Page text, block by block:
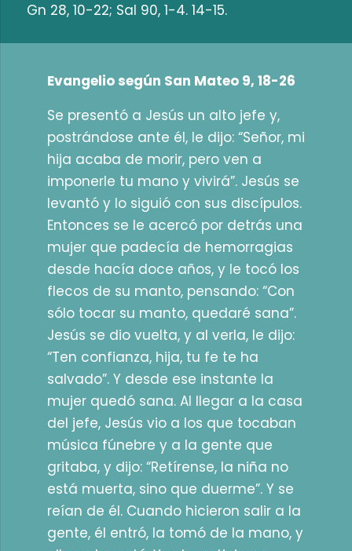
Gn 28, 10-22; Sal 90, 1-4. 14-15.
Evangelio según San Mateo 9, 18-26
Se presentó a Jesús un alto jefe y,
postrándose ante él, le dijo: “Señor, mi
hija acaba de morir, pero ven a
imponerle tu mano y vivirá”. Jesús se
levantó y lo siguió con sus discípulos.
Entonces se le acercó por detrás una
mujer que padecía de hemorragias
desde hacía doce años, y le tocó los
flecos de su manto, pensando: “Con
sólo tocar su manto, quedaré sana”.
Jesús se dio vuelta, y al verla, le dijo:
“Ten confianza, hija, tu fe te ha
salvado”. Y desde ese instante la
mujer quedó sana. Al llegar a la casa
del jefe, Jesús vio a los que tocaban
música fúnebre y a la gente que
gritaba, y dijo: “Retírense, la niña no
está muerta, sino que duerme”. Y se
reían de él. Cuando hicieron salir a la
gente, él entró, la tomó de la mano, y